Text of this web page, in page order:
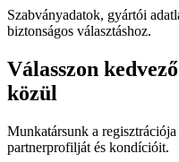
Szabványadatok, gyártói
biztonságos választáshoz.
Válasszon
közül
Munkatársunk a
partnerprofilját és kondícióit.